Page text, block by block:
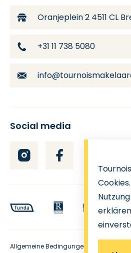
Oranjeplein 24511 CL
+31 11 738 5080
Social media
Allgemeine Bedingungen